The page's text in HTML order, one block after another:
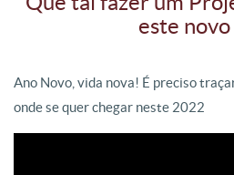
este
Ano Novo, vida nova! É preciso
onde se quer chegar neste 2022